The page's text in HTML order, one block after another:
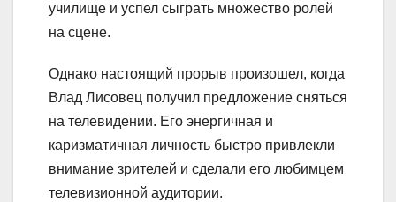
училище и успел сыграть множество ролей
на сцене.
Однако настоящий прорыв произошел, когда
Влад Лисовец получил предложение сняться
на телевидении. Его энергичная и
каризматичная личность быстро привлекли
внимание зрителей и сделали его любимцем
телевизионной аудитории.